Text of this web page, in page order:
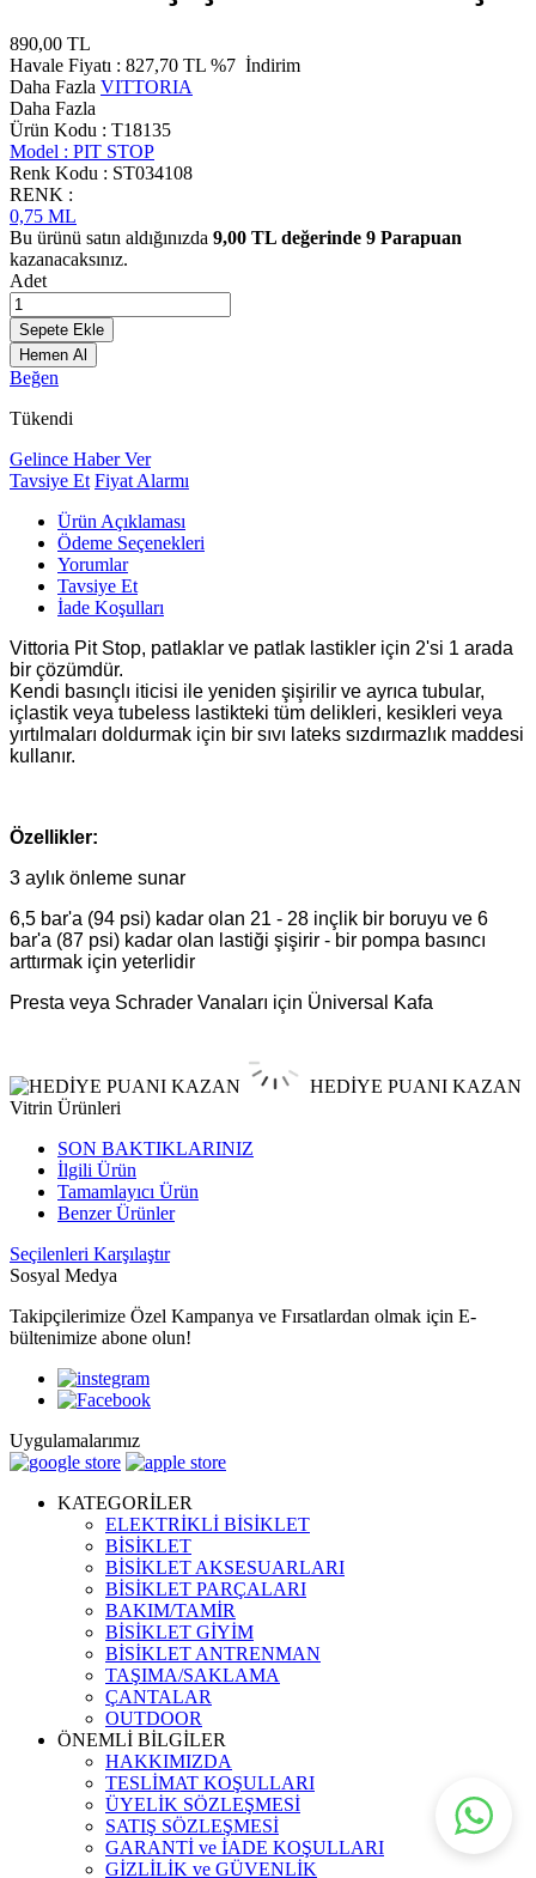
890,00 TL
Havale Fiyatı : 827,70 TL %7 İndirim
Daha Fazla VITTORIA
Daha Fazla
Ürün Kodu : T18135
Model : PIT STOP
Renk Kodu : ST034108
RENK :
0,75 ML
Bu ürünü satın aldığınızda 9,00 TL değerinde 9 Parapuan
kazanacaksınız.
Adet
Sepete Ekle
Hemen Al
Beğen
Tükendi
Gelince Haber Ver
Tavsiye Et Fiyat Alarmı
Ürün Açıklaması
Ödeme Seçenekleri
Yorumlar
Tavsiye Et
İade Koşulları
Vittoria Pit Stop, patlaklar ve patlak lastikler için 2'si 1 arada
bir çözümdür.
Kendi basınçlı iticisi ile yeniden şişirilir ve ayrıca tubular,
içlastik veya tubeless lastikteki tüm delikleri, kesikleri veya
yırtılmaları doldurmak için bir sıvı lateks sızdırmazlık maddesi
kullanır.
Özellikler:
3 aylık önleme sunar
6,5 bar'a (94 psi) kadar olan 21 - 28 inçlik bir boruyu ve 6
bar'a (87 psi) kadar olan lastiği şişirir - bir pompa basıncı
arttırmak için yeterlidir
Presta veya Schrader Vanaları için Üniversal Kafa
HEDİYE PUANI KAZAN
Vitrin Ürünleri
SON BAKTIKLARINIZ
İlgili Ürün
Tamamlayıcı Ürün
Benzer Ürünler
Seçilenleri Karşılaştır
Sosyal Medya
Takipçilerimize Özel Kampanya ve Fırsatlardan olmak için E-
bültenimize abone olun!
Uygulamalarımız
KATEGORİLER
ELEKTRİKLİ BİSİKLET
BİSİKLET
BİSİKLET AKSESUARLARI
BİSİKLET PARÇALARI
BAKIM/TAMİR
BİSİKLET GİYİM
BİSİKLET ANTRENMAN
TAŞIMA/SAKLAMA
ÇANTALAR
OUTDOOR
ÖNEMLİ BİLGİLER
HAKKIMIZDA
TESLİMAT KOŞULLARI
ÜYELİK SÖZLEŞMESİ
SATIŞ SÖZLEŞMESİ
GARANTİ ve İADE KOŞULLARI
GİZLİLİK ve GÜVENLİK